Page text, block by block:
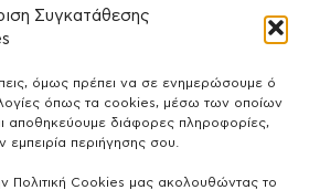
Συγκατάθεσης
όμως πρέπει να σε ενημερώσουμε ό
όπως τα cookies, μέσω των οποίων
αποθηκεύουμε διάφορες πληροφορίες,
περιήγησης σου.
Πολιτική Cookies μας ακολουθώντας το